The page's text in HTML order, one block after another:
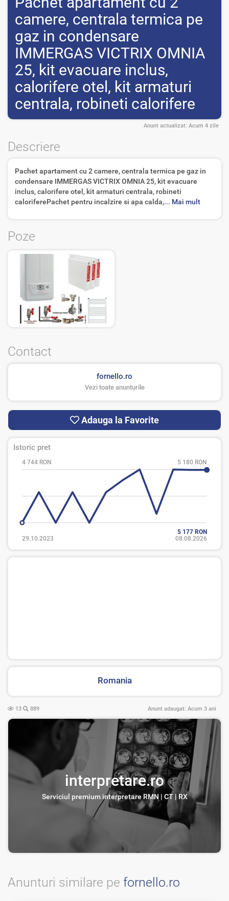
camere, centrala termica pe
gaz in condensare
IMMERGAS VICTRIX OMNIA
25, kit evacuare inclus,
calorifere otel, kit armaturi
centrala, robineti calorifere
Anunt actualizat: Acum 4 zile
Descriere
Pachet apartament cu 2 camere, centrala termica pe gaz in
condensare IMMERGAS VICTRIX OMNIA 25, kit evacuare
inclus, calorifere otel, kit armaturi centrala, robineti
caloriferePachet pentru incalzire si apa calda,... Mai mult
Poze
Contact
fornello.ro
Vezi toate anunturile
Adauga la Favorite
Istoric pret
4 744 RON 5 180 RON
5 177 RON
29.10.2023
08.08.2026
Romania
13 889 Anunt adaugat: Acum 3 ani
interpretare.ro
Serviciul premium interpretare RMN | CT | RX
Anunturi similare pe fornello.ro